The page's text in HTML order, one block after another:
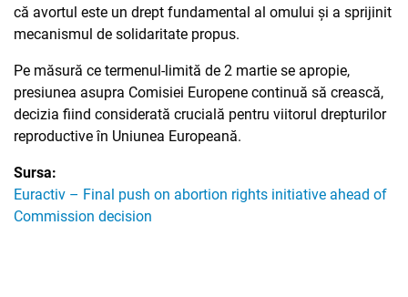
că avortul este un drept fundamental al omului și a sprijinit
mecanismul de solidaritate propus.
Pe măsură ce termenul-limită de 2 martie se apropie,
presiunea asupra Comisiei Europene continuă să crească,
decizia fiind considerată crucială pentru viitorul drepturilor
reproductive în Uniunea Europeană.
Sursa:
Euractiv – Final push on abortion rights initiative ahead of
Commission decision